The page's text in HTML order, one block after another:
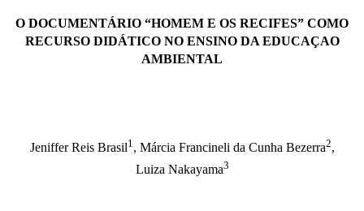
O DOCUMENTÁRIO “HOMEM E OS RECIFES” COMO
RECURSO DIDÁTICO NO ENSINO DA EDUCAÇAO
AMBIENTAL
Jeniffer Reis Brasil1 , Márcia Francineli da Cunha Bezerra2,
Luiza Nakayama3